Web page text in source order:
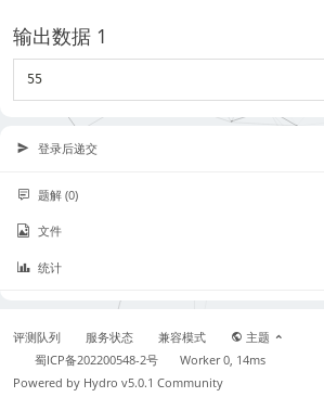
输出数据 1
55
登录后递交
题解 (0)
文件
统计
评测队列 服务状态 兼容模式
主题
蜀ICP备202200548-2号
Worker 0, 14ms
Powered by Hydro v5.0.1 Community